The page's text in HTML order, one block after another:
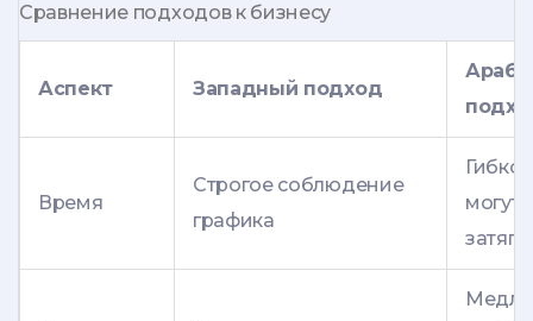
Сравнение подходов к бизнесу
Аспект Западный подход
Время
Строгое соблюдение
графика
могут